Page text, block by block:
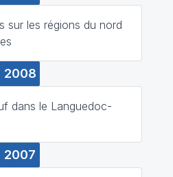
sur les régions du nord
2008
dans le Languedoc-
2007